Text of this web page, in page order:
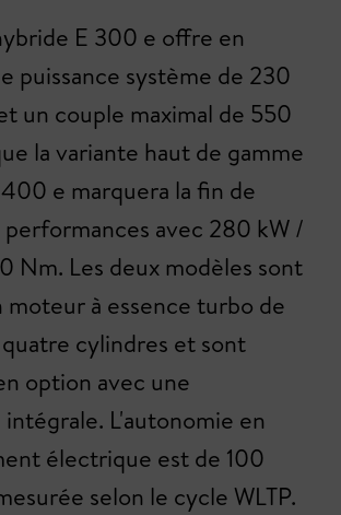
E 300 e offre en
puissance système de 230
un couple maximal de 550
la variante haut de gamme
e marquera la fin de
avec 280 kW /
Nm. Les deux modèles sont
moteur à essence turbo de
cylindres et sont
option avec une
L'autonomie en
électrique est de 100
selon le cycle WLTP.